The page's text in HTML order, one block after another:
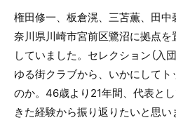
権田修一、板倉滉、三苫薫、田
奈川県川崎市宮前区鷺沼に拠点を
していました。セレクション（入
ゆる街クラブから、いかにして
のか。46歳より21年間、代表と
きた経験から振り返りたいと思い